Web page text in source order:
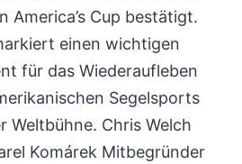
America’s Cup bestätigt.
einen wichtigen
für das Wiederaufleben
Segelsports
Weltbühne. Chris Welch
Komárek Mitbegründer